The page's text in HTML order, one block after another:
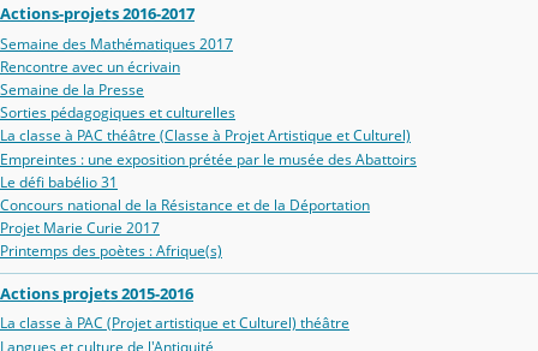
Actions-projets 2016-2017
Semaine des Mathématiques 2017
Rencontre avec un écrivain
Semaine de la Presse
Sorties pédagogiques et culturelles
La classe à PAC théâtre (Classe à Projet Artistique et Culturel)
Empreintes : une exposition prétée par le musée des Abattoirs
Le défi babélio 31
Concours national de la Résistance et de la Déportation
Projet Marie Curie 2017
Printemps des poètes : Afrique(s)
Actions projets 2015-2016
La classe à PAC (Projet artistique et Culturel) théâtre
Langues et culture de l'Antiquité